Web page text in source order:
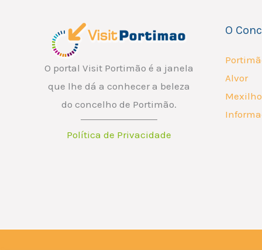
O portal Visit Portimão é a janela
que lhe dá a conhecer a beleza
do concelho de Portimão.
Política de Privacidade
O
Alvor